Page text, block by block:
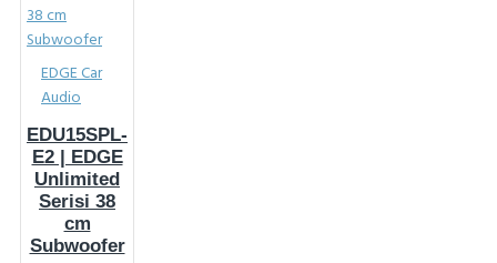
EDGE Car
Audio
EDU15SPL-
E2 | EDGE
Unlimited
Serisi 38
cm
Subwoofer